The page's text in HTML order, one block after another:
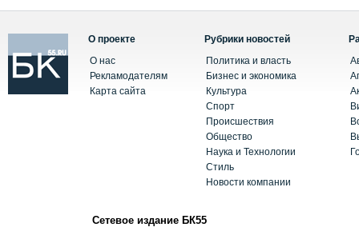
О проекте
О нас
Рекламодателям
Карта сайта
Рубрики новостей
Политика и власть
Бизнес и экономика
Культура
Спорт
Происшествия
Общество
Наука и Технологии
Стиль
Новости компании
Сетевое издание БК55